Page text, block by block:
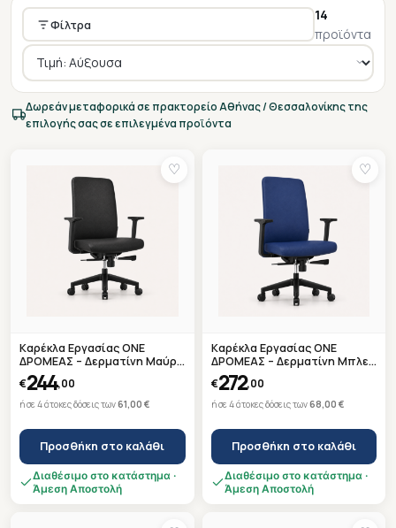
Φίλτρα
14
προϊόντα
Δωρεάν μεταφορικά σε πρακτορείο Αθήνας / Θεσσαλονίκης της
επιλογής σας σε επιλεγμένα προϊόντα
♡
Καρέκλα Εργασίας ONE
ΔΡΟΜΕΑΣ – Δερματίνη Μαύρη
N2A4 – Μαύρη Βάση –
Ετοιμοπαράδοτη
€244,00
ή σε 4 άτοκες δόσεις των61,00 €
Προσθήκη στο καλάθι
Διαθέσιμο στο κατάστημα ·
Άμεση Αποστολή
♡
Καρέκλα Εργασίας ONE
ΔΡΟΜΕΑΣ – Δερματίνη Μπλε
B2A1 – Μαύρη Βάση –
Ετοιμοπαράδοτη
€272,00
ή σε 4 άτοκες δόσεις των68,00 €
Προσθήκη στο καλάθι
Διαθέσιμο στο κατάστημα ·
Άμεση Αποστολή